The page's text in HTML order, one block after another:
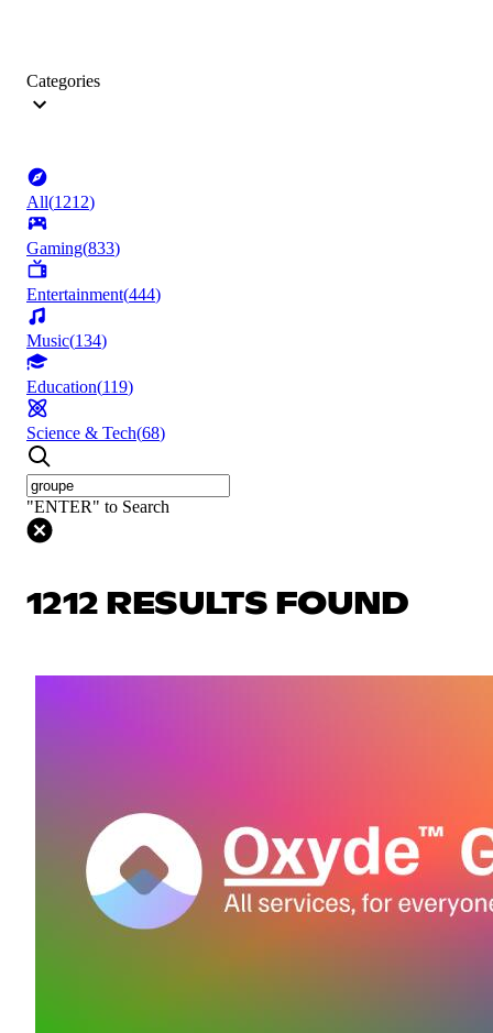
Categories
All(1212)
Gaming(833)
Entertainment(444)
Music(134)
Education(119)
Science & Tech(68)
"ENTER" to Search
1212 RESULTS FOUND